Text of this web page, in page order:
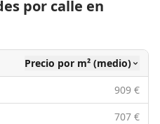
por calle en
Precio por m² (medio)
909 €
707 €